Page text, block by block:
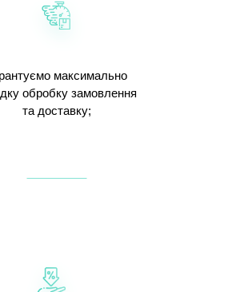
максимально
обробку замовлення
та доставку;